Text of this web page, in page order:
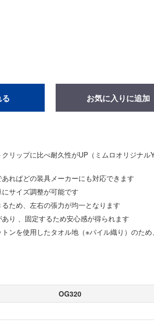
お気に入りに追加
リップに比べ耐久性がUP（ミムロオリジナル
ればどの装具メーカーにも対応できます
サイズ調整が可能です
ため、左右の張力が均一となります
り 、固定するため安心感が得られます
ンを使用したタオル地（※パイル織り）のため
OG320